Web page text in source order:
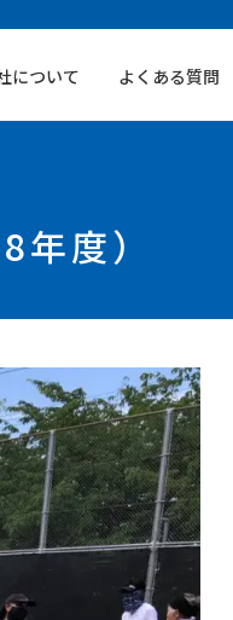
について よくある質問
度）